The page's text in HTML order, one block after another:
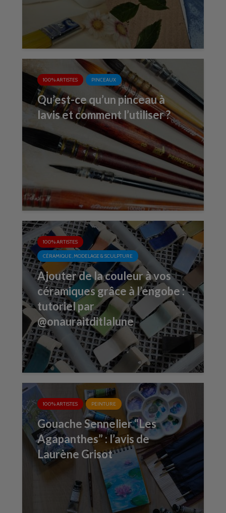
100% ARTISTES PINCEAUX
Qu’est-ce qu’un pinceau à
lavis et comment l’utiliser ?
100% ARTISTES
CÉRAMIQUE, MODELAGE & SCULPTURE
Ajouter de la couleur à vos
céramiques grâce à l’engobe :
tutoriel par
@onauraitditlalune
100% ARTISTES PEINTURE
Gouache Sennelier “Les
Agapanthes” : l’avis de
Laurène Grisot